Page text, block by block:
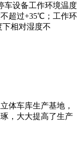
车设备工作环境温度
超过+35℃；工作环
相对湿度不
体车库生产基地，
，大大提高了生产